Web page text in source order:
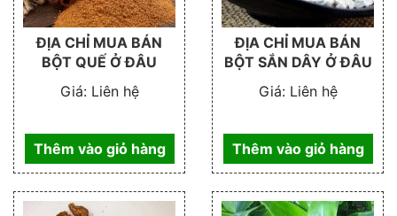
ĐỊA CHỈ MUA BÁN
BỘT QUẾ Ở ĐÂU
Giá:Liên hệ
Thêm vào giỏ hàng
ĐỊA CHỈ MUA BÁN
BỘT SẮN DÂY Ở ĐÂU
Giá:Liên hệ
Thêm vào giỏ hàng